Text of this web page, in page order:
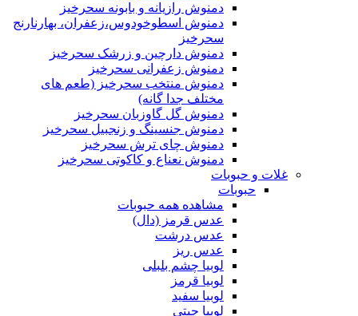
دمنوش رازیانه و بابونه سحرخیز
دمنوش اسطوخودوس،زعفران، بهارنارنج
سحرخیز
دمنوش دارچین و زرشک سحرخیز
دمنوش زعفرانی سحرخیز
دمنوش منتخب سحرخیز (طعم های
مختلف جدا گانه)
دمنوش گل گاوزبان سحرخیز
دمنوش جنسینگ و زنجبیل سحرخیز
دمنوش چای ترش سحرخیز
دمنوش نعناع و کاکوتی سحرخیز
غلات و حبوبات
حبوبات
مشاهده همه حبوبات
عدس قرمز (دال)
عدس درشت
عدس ریز
لوبیا چشم بلبلی
لوبیا قرمز
لوبیا سفید
لوبیا چیتی